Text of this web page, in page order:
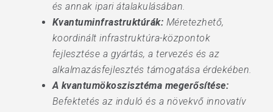
és annak ipari átalakulásában.
Kvantuminfrastruktúrák: Méretezhető,
koordinált infrastruktúra-központok
fejlesztése a gyártás, a tervezés és az
alkalmazásfejlesztés támogatása érdekében.
A kvantumökoszisztéma megerősítése:
Befektetés az induló és a növekvő innovatív